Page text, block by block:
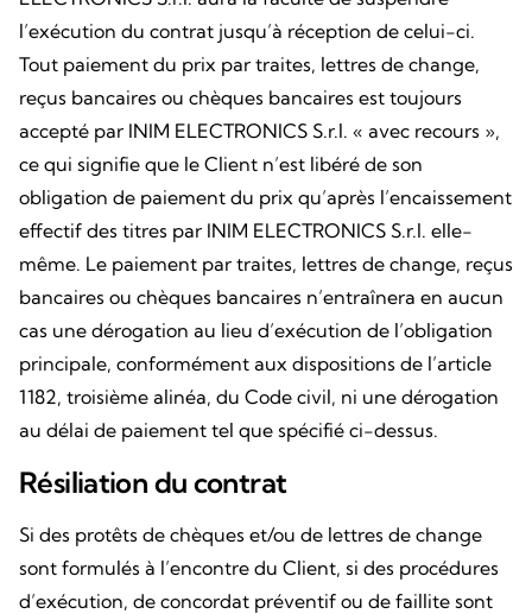
l’exécution du contrat jusqu’à réception de celui-ci.
Tout paiement du prix par traites, lettres de change,
reçus bancaires ou chèques bancaires est toujours
accepté par INIM ELECTRONICS S.r.l. « avec recours »,
ce qui signifie que le Client n’est libéré de son
obligation de paiement du prix qu’après l’encaissement
effectif des titres par INIM ELECTRONICS S.r.l. elle-
même. Le paiement par traites, lettres de change, reçus
bancaires ou chèques bancaires n’entraînera en aucun
cas une dérogation au lieu d’exécution de l’obligation
principale, conformément aux dispositions de l’article
1182, troisième alinéa, du Code civil, ni une dérogation
au délai de paiement tel que spécifié ci-dessus.
Résiliation du contrat
Si des protêts de chèques et/ou de lettres de change
sont formulés à l’encontre du Client, si des procédures
d’exécution, de concordat préventif ou de faillite sont